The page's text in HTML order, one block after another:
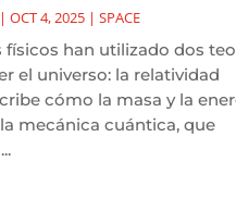
OCT 4, 2025| SPACE
físicos han utilizado dos
el universo: la relatividad
cómo la masa y la
mecánica cuántica, que